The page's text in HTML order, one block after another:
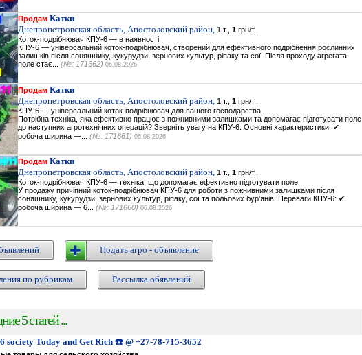
Продам Катки
Днепропетровская область, Апостоловский район, 1 т., 1 грн/т.,
Коток-подрібнювач КПУ-6 — в наявності
КПУ-6 — універсальний коток-подрібнювач, створений для ефективного подрібнення рослинних
залишків після соняшнику, кукурудзи, зернових культур, ріпаку та сої. Після проходу агрегата
поле стає... (№: 171662) 06.08.2026
Продам Катки
Днепропетровская область, Апостоловский район, 1 т., 1 грн/т.,
КПУ-6 — універсальний коток-подрібнювач для вашого господарства
Потрібна техніка, яка ефективно працює з пожнивними залишками та допомагає підготувати поле
до наступних агротехнічних операцій? Зверніть увагу на КПУ-6. Основні характеристики: ✔
робоча ширина —... (№: 171661) 06.08.2026
Продам Катки
Днепропетровская область, Апостоловский район, 1 т., 1 грн/т.,
Коток-подрібнювач КПУ-6 — техніка, що допомагає ефективно підготувати поле
У продажу причіпний коток-подрібнювач КПУ-6 для роботи з пожнивними залишками після
соняшнику, кукурудзи, зернових культур, ріпаку, сої та польових бур'янів. Переваги КПУ-6: ✔
робоча ширина — 6... (№: 171660) 06.08.2026
Подать агро - объявление
по рубрикам Рассылка обявлений
5 статей ...
Today and Get Rich ☎️ @ +27-78-715-3652